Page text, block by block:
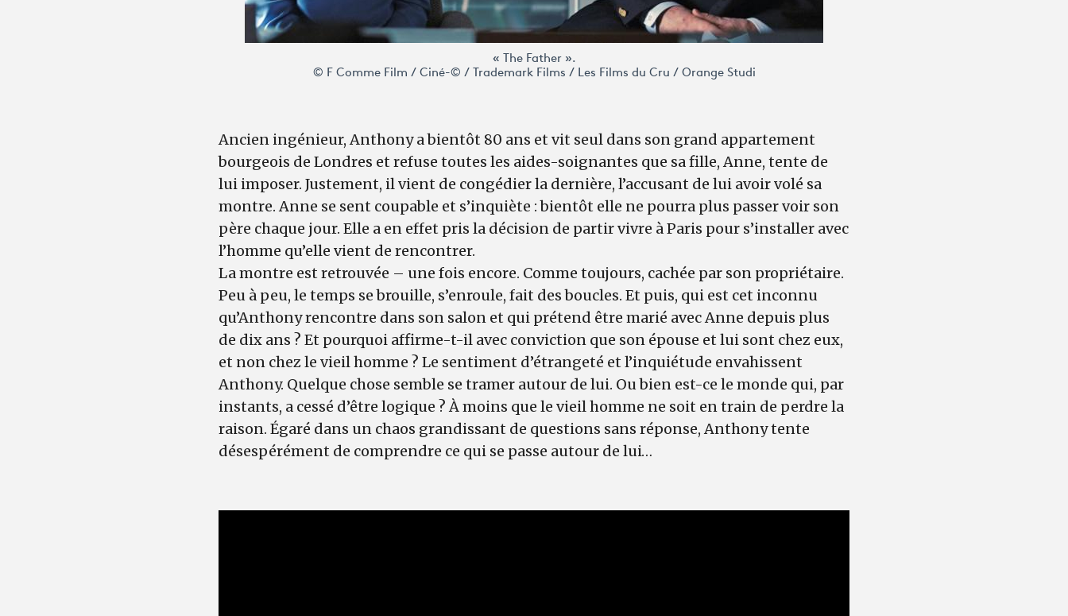
« The Father ».
© F Comme Film / Ciné-© / Trademark Films / Les Films du Cru / Orange Studi
Ancien ingénieur, Anthony a bientôt 80 ans et vit seul dans son grand appartement
bourgeois de Londres et refuse toutes les aides-soignantes que sa fille, Anne, tente de
lui imposer. Justement, il vient de congédier la dernière, l’accusant de lui avoir volé sa
montre. Anne se sent coupable et s’inquiète : bientôt elle ne pourra plus passer voir son
père chaque jour. Elle a en effet pris la décision de partir vivre à Paris pour s’installer avec
l’homme qu’elle vient de rencontrer.
La montre est retrouvée – une fois encore. Comme toujours, cachée par son propriétaire.
Peu à peu, le temps se brouille, s’enroule, fait des boucles. Et puis, qui est cet inconnu
qu’Anthony rencontre dans son salon et qui prétend être marié avec Anne depuis plus
de dix ans ? Et pourquoi affirme-t-il avec conviction que son épouse et lui sont chez eux,
et non chez le vieil homme ? Le sentiment d’étrangeté et l’inquiétude envahissent
Anthony. Quelque chose semble se tramer autour de lui. Ou bien est-ce le monde qui, par
instants, a cessé d’être logique ? À moins que le vieil homme ne soit en train de perdre la
raison. Égaré dans un chaos grandissant de questions sans réponse, Anthony tente
désespérément de comprendre ce qui se passe autour de lui…